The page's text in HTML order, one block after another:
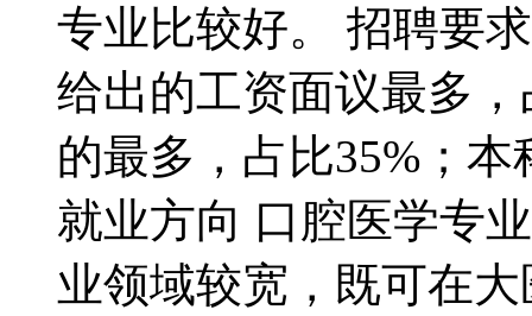
专业比较好。 招聘要
给出的工资面议最多
的最多，占比35%；
就业方向 口腔医学专
业领域较宽，既可在